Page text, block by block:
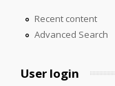
Recent content
Advanced Search
User login